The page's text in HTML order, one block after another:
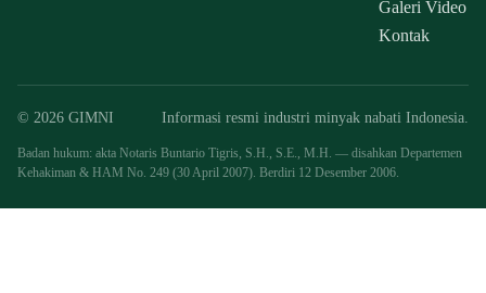
Galeri Video
Kontak
© 2026 GIMNI Informasi resmi industri minyak nabati Indonesia.
Badan hukum: akta Notaris Buntario Tigris, S.H., S.E., M.H. — disahkan Departemen
Kehakiman & HAM No. 249 (30 April 2007). Berdiri 12 Desember 2006.